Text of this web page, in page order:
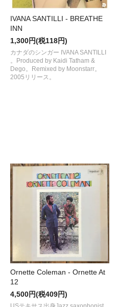
IVANA SANTILLI - BREATHE
INN
1,300円(税118円)
カナダのシンガー IVANA SANTILLI
。Produced by Kaidi Tatham &
Dego。Remixed by Moonstarr。
2005リリース。
Ornette Coleman - Ornette At
12
4,500円(税409円)